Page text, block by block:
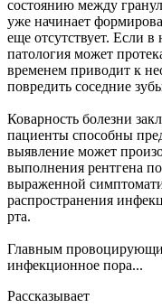
состоянию между
уже начинает
еще отсутствует. Если
патология может
временем приводит к
повредить соседние
Коварность болезни
пациенты способны
выявление может
выполнения рентгена
выраженной
распространения
рта.
Главным
инфекционное пора...
Рассказывает